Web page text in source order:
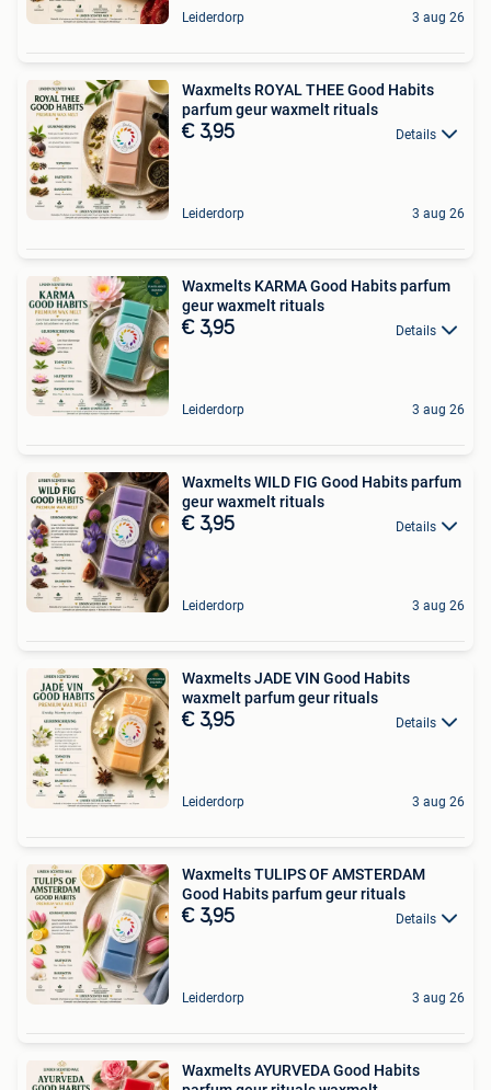
Leiderdorp 3 aug 26
Waxmelts ROYAL THEE Good Habits
parfum geur waxmelt rituals
€ 3,95 Details
Leiderdorp 3 aug 26
Waxmelts KARMA Good Habits parfum
geur waxmelt rituals
€ 3,95 Details
Leiderdorp 3 aug 26
Waxmelts WILD FIG Good Habits parfum
geur waxmelt rituals
€ 3,95 Details
Leiderdorp 3 aug 26
Waxmelts JADE VIN Good Habits
waxmelt parfum geur rituals
€ 3,95 Details
Leiderdorp 3 aug 26
Waxmelts TULIPS OF AMSTERDAM
Good Habits parfum geur rituals
€ 3,95 Details
Leiderdorp 3 aug 26
Waxmelts AYURVEDA Good Habits